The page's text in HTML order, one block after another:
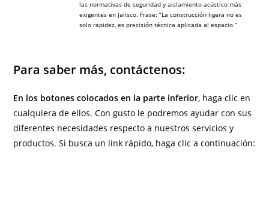
las normativas de seguridad y aislamiento acústico más
exigentes en Jalisco. Frase: “La construcción ligera no es
solo rapidez, es precisión técnica aplicada al espacio.”
Para saber más, contáctenos:
En los botones colocados en la parte inferior, haga clic en
cualquiera de ellos. Con gusto le podremos ayudar con sus
diferentes necesidades respecto a nuestros servicios y
productos. Si busca un link rápido, haga clic a continuación: